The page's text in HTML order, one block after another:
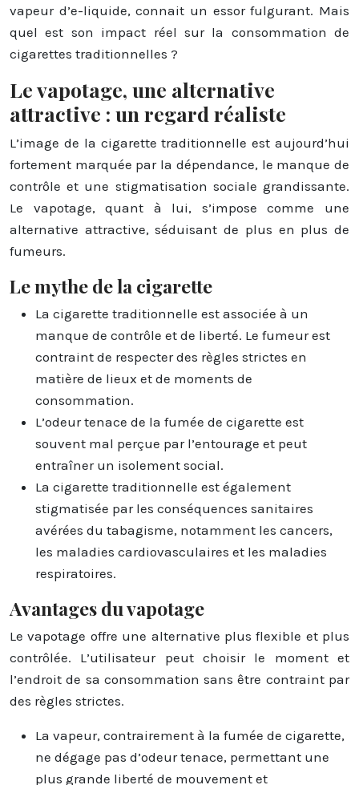
vapeur d’e-liquide, connait un essor fulgurant. Mais
quel est son impact réel sur la consommation de
cigarettes traditionnelles ?
Le vapotage, une alternative
attractive : un regard réaliste
L’image de la cigarette traditionnelle est aujourd’hui
fortement marquée par la dépendance, le manque de
contrôle et une stigmatisation sociale grandissante.
Le vapotage, quant à lui, s’impose comme une
alternative attractive, séduisant de plus en plus de
fumeurs.
Le mythe de la cigarette
La cigarette traditionnelle est associée à un
manque de contrôle et de liberté. Le fumeur est
contraint de respecter des règles strictes en
matière de lieux et de moments de
consommation.
L’odeur tenace de la fumée de cigarette est
souvent mal perçue par l’entourage et peut
entraîner un isolement social.
La cigarette traditionnelle est également
stigmatisée par les conséquences sanitaires
avérées du tabagisme, notamment les cancers,
les maladies cardiovasculaires et les maladies
respiratoires.
Avantages du vapotage
Le vapotage offre une alternative plus flexible et plus
contrôlée. L’utilisateur peut choisir le moment et
l’endroit de sa consommation sans être contraint par
des règles strictes.
La vapeur, contrairement à la fumée de cigarette,
ne dégage pas d’odeur tenace, permettant une
plus grande liberté de mouvement et